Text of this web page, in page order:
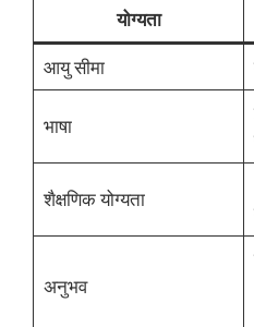
योग्यता
आयु सीमा
भाषा
शैक्षणिक योग्यता
अनुभव